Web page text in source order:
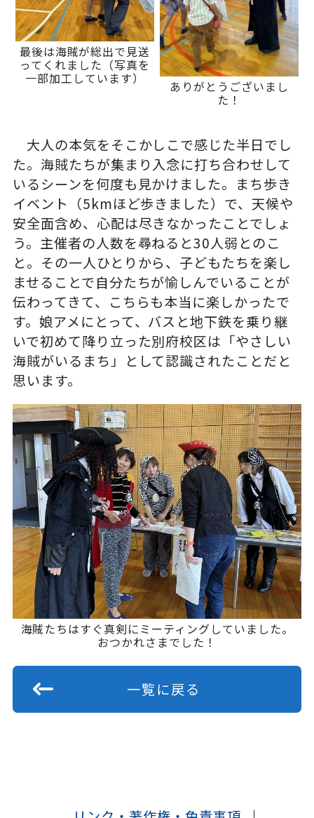
最後は海賊が総出で見送
ってくれました（写真を
一部加工しています）
ありがとうございまし
た！
大人の本気をそこかしこで感じた半日でし
た。海賊たちが集まり入念に打ち合わせして
いるシーンを何度も見かけました。まち歩き
イベント（5kmほど歩きました）で、天候や
安全面含め、心配は尽きなかったことでしょ
う。主催者の人数を尋ねると30人弱とのこ
と。その一人ひとりから、子どもたちを楽し
ませることで自分たちが愉しんでいることが
伝わってきて、こちらも本当に楽しかったで
す。娘アメにとって、バスと地下鉄を乗り継
いで初めて降り立った別府校区は「やさしい
海賊がいるまち」として認識されたことだと
思います。
海賊たちはすぐ真剣にミーティングしていました。
おつかれさまでした！
一覧に戻る